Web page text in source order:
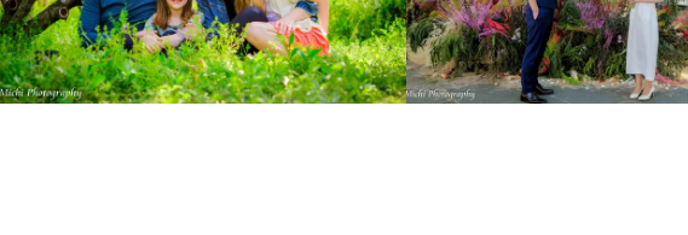
INTERNATIONAL LONDON PHOTO
SESSION PRE WEDDING WEDDING
LIFESTYLE
PHOTO SALON